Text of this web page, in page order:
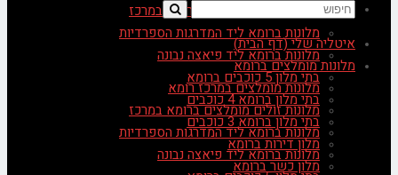
מלונות זולים מומלצים ברומא במרכז
מלונות ברומא ליד המדרגות הספרדיות
מלונות ברומא ליד פיאצה נבונה
בתי מלון 5 כוכבים ברומא
בתי מלון ברומא 4 כוכבים
בתי מלון ברומא 3 כוכבים
מלון דירות ברומא
מלון כשר ברומא
איטליה שלי (דף הבית)
מלונות מומלצים ברומא
מלונות מומלצים במרכז רומא
מלונות זולים מומלצים ברומא במרכז
מלונות ברומא ליד המדרגות הספרדיות
מלונות ברומא ליד פיאצה נבונה